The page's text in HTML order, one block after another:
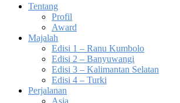
Tentang
Profil
Award
Majalah
Edisi 1 – Ranu Kumbolo
Edisi 2 – Banyuwangi
Edisi 3 – Kalimantan Selatan
Edisi 4 – Turki
Perjalanan
Asia